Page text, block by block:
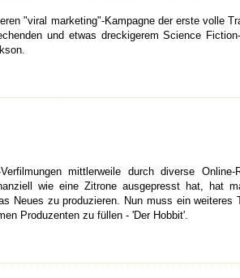
"viral marketing"-Kampagne der erste volle
und etwas dreckigerem Science
mittlerweile durch diverse Online-
wie eine Zitrone ausgepresst hat, hat
Neues zu produzieren. Nun muss ein weiteres
Produzenten zu füllen - 'Der Hobbit'.